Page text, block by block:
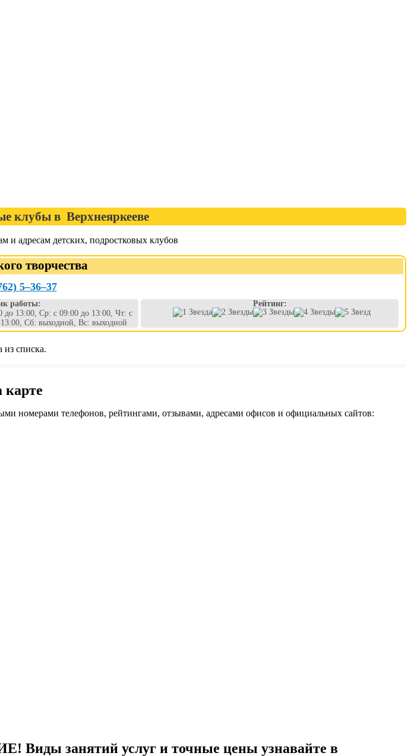
клубы в Верхнеяркееве
и адресам детских, подростковых клубов
творчества
5‒36‒37
работы:
13:00, Ср: с 09:00 до 13:00, Чт: с
Сб: выходной, Вс: выходной
Рейтинг:
из списка.
карте
номерами телефонов, рейтингами, отзывами, адресами офисов и официальных сайтов:
занятий услуг и точные цены узнавайте в